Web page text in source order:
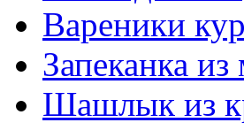
Вареники
Запеканка
Шашлык из